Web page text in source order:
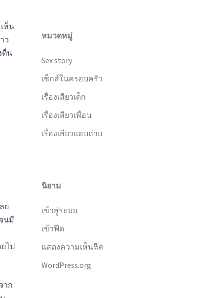
ห็น
ว
ตื่น
ย
นมี
ไป
าก
หมวดหมู่
Sex story
เซ็กส์ในครอบครัว
เรื่องเสียวเด็ก
เรื่องเสียวเพื่อน
เรื่องเสียวแอบถ่าย
นิยาม
เข้าสู่ระบบ
เข้าฟีด
แสดงความเห็นฟีด
WordPress.org